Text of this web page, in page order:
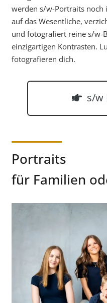
werden s/w-Portraits noch
auf das Wesentliche,
und fotografiert reine s/w-
einzigartigen Kontrasten.
fotografieren dich.
s/w
Portraits
für Familien